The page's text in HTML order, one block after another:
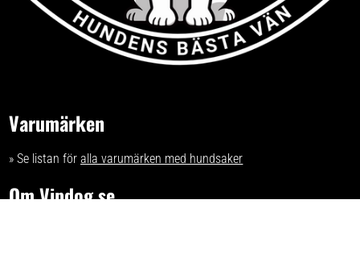
Varumärken
» Se listan föralla varumärken med hundsaker
Om Vipdog.se